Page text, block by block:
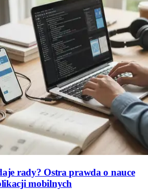
rady? Ostra prawda o nauce
mobilnych